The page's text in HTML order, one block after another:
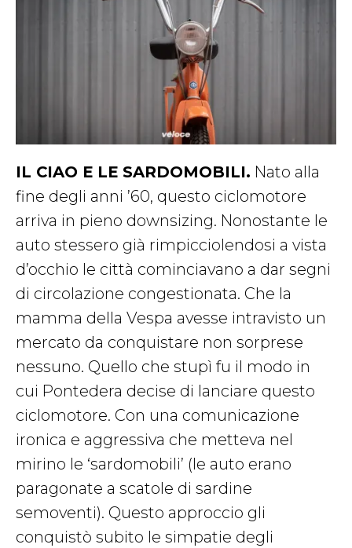
IL CIAO E LE SARDOMOBILI. Nato alla
fine degli anni ’60, questo ciclomotore
arriva in pieno downsizing. Nonostante le
auto stessero già rimpicciolendosi a vista
d’occhio le città cominciavano a dar segni
di circolazione congestionata. Che la
mamma della Vespa avesse intravisto un
mercato da conquistare non sorprese
nessuno. Quello che stupì fu il modo in
cui Pontedera decise di lanciare questo
ciclomotore. Con una comunicazione
ironica e aggressiva che metteva nel
mirino le ‘sardomobili’ (le auto erano
paragonate a scatole di sardine
semoventi). Questo approccio gli
conquistò subito le simpatie degli